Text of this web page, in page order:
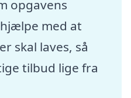
opgavens
med at
skal laves, så
tilbud lige fra